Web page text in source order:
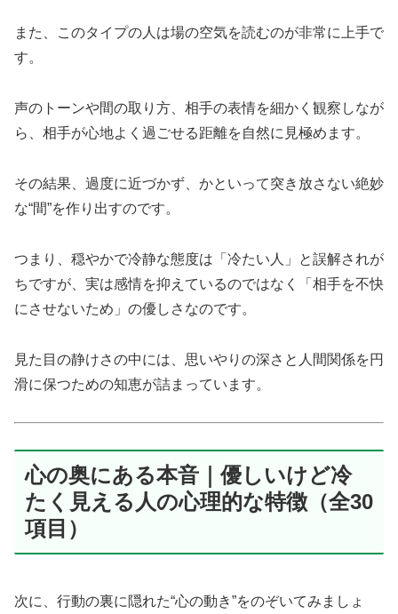
また、このタイプの人は場の空気を読むのが非常に上手で
す。
声のトーンや間の取り方、相手の表情を細かく観察しなが
ら、相手が心地よく過ごせる距離を自然に見極めます。
その結果、過度に近づかず、かといって突き放さない絶妙
な“間”を作り出すのです。
つまり、穏やかで冷静な態度は「冷たい人」と誤解されが
ちですが、実は感情を抑えているのではなく「相手を不快
にさせないため」の優しさなのです。
見た目の静けさの中には、思いやりの深さと人間関係を円
滑に保つための知恵が詰まっています。
心の奥にある本音｜優しいけど冷
たく見える人の心理的な特徴（全30
項目）
次に、行動の裏に隠れた“心の動き”をのぞいてみましょ